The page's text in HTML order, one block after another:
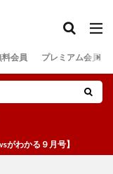
料会員 プレミアム会員
わかる９月号】